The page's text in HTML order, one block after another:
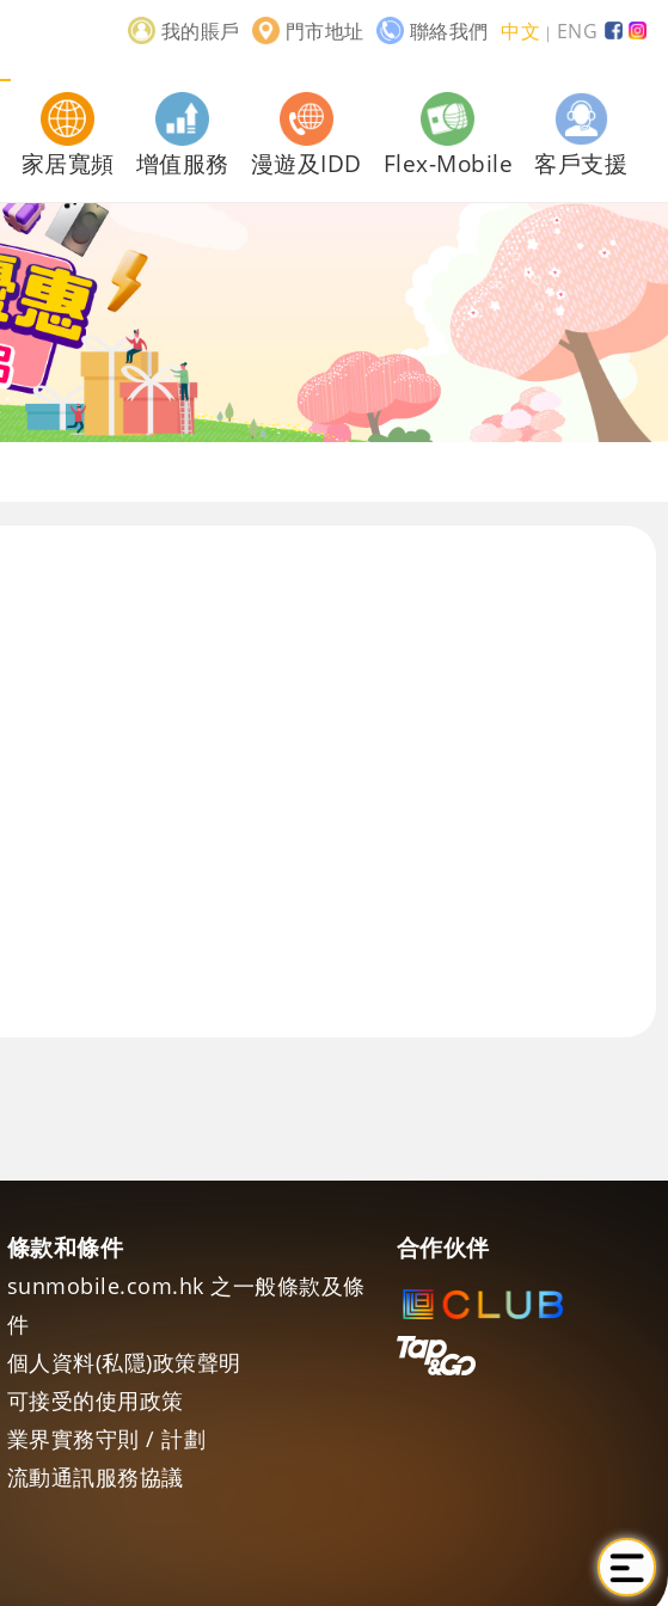
我的賬戶 門市地址 聯絡我們 中文 ｜ ENG
家居寬頻 增值服務 漫遊及IDD Flex-Mobile 客戶支援
條款和條件
sunmobile.com.hk 之一般條款及條
件
個人資料(私隱)政策聲明
可接受的使用政策
業界實務守則 / 計劃
流動通訊服務協議
合作伙伴